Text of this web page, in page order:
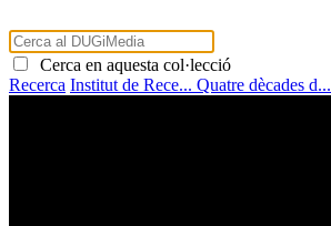
Cerca en aquesta col·lecció
Recerca Institut de Rece... Quatre dècades d...